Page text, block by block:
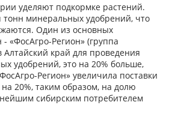
уделяют подкормке растений.
тонн минеральных удобрений, что
Один из основных
«ФосАгро-Регион» (группа
край для проведения
удобрений, это на 20% больше,
Регион» увеличила поставки
20%, таким образом, на долю
сибирским потребителем